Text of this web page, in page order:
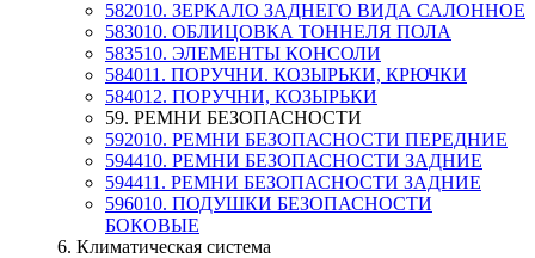
582010. ЗЕРКАЛО ЗАДНЕГО ВИДА САЛОННОЕ
583010. ОБЛИЦОВКА ТОННЕЛЯ ПОЛА
583510. ЭЛЕМЕНТЫ КОНСОЛИ
584011. ПОРУЧНИ. КОЗЫРЬКИ, КРЮЧКИ
584012. ПОРУЧНИ, КОЗЫРЬКИ
59. РЕМНИ БЕЗОПАСНОСТИ
592010. РЕМНИ БЕЗОПАСНОСТИ ПЕРЕДНИЕ
594410. РЕМНИ БЕЗОПАСНОСТИ ЗАДНИЕ
594411. РЕМНИ БЕЗОПАСНОСТИ ЗАДНИЕ
596010. ПОДУШКИ БЕЗОПАСНОСТИ
БОКОВЫЕ
6. Климатическая система